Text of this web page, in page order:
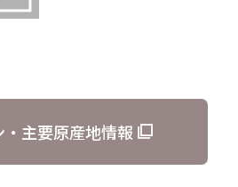
・主要原産地情報